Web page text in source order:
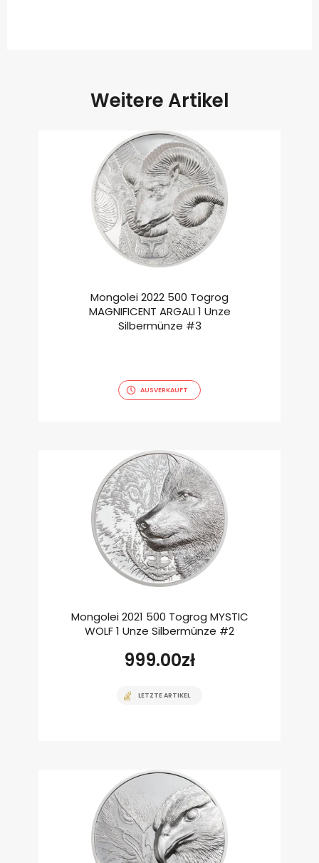
Weitere Artikel
Mongolei 2022 500 Togrog
MAGNIFICENT ARGALI 1 Unze
Silbermünze #3
AUSVERKAUFT
Mongolei 2021 500 Togrog MYSTIC
WOLF 1 Unze Silbermünze #2
999.00zł
LETZTE ARTIKEL